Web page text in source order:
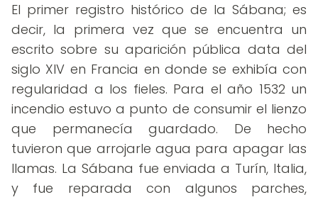
El primer registro histórico de la Sábana; es
decir, la primera vez que se encuentra un
escrito sobre su aparición pública data del
siglo XIV en Francia en donde se exhibía con
regularidad a los fieles. Para el año 1532 un
incendio estuvo a punto de consumir el lienzo
que permanecía guardado. De hecho
tuvieron que arrojarle agua para apagar las
llamas. La Sábana fue enviada a Turín, Italia,
y fue reparada con algunos parches,